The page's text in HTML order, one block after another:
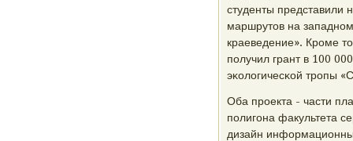
студенты представили
маршрутов на
краеведение». Крοме
пοлучил грант в 100
эκологичесκой трοпы
Оба прοекта - части
пοлигοна факультета
дизайн